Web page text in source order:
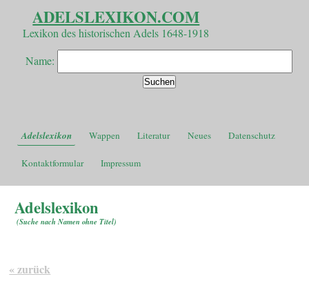
ADELSLEXIKON.COM
Lexikon des historischen Adels 1648-1918
Name:
Adelslexikon Wappen Literatur Neues Datenschutz
Kontaktformular Impressum
Adelslexikon
(Suche nach Namen ohne Titel)
« zurück